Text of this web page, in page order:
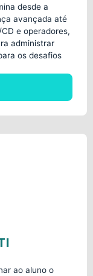
desde a
avançada até
e operadores,
administrar
os desafios
ao aluno o